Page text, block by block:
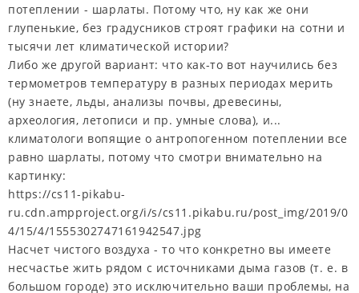
потеплении - шарлаты. Потому что, ну как же они
глупенькие, без градусников строят графики на сотни и
тысячи лет климатической истории?
Либо же другой вариант: что как-то вот научились без
термометров температуру в разных периодах мерить
(ну знаете, льды, анализы почвы, древесины,
археология, летописи и пр. умные слова), и...
климатологи вопящие о антропогенном потеплении все
равно шарлаты, потому что смотри внимательно на
картинку:
https://cs11-pikabu-
ru.cdn.ampproject.org/i/s/cs11.pikabu.ru/post_img/2019/0
4/15/4/1555302747161942547.jpg
Насчет чистого воздуха - то что конкретно вы имеете
несчастье жить рядом с источниками дыма газов (т. е. в
большом городе) это исключительно ваши проблемы, на